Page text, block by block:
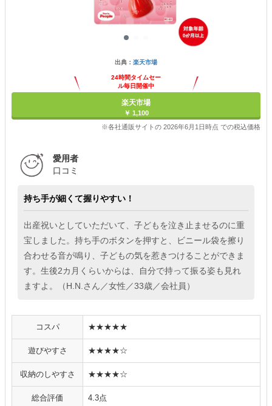
出典： 楽天市場
24時間タイムセー
ル毎日開催中
楽天市場
￥ 1,100
※各社通販サイトの 2026年6月1日時点 での税込価格
愛用者
口コミ
持ち手が細くて握りやすい！
出産祝いとしていただいて、子どもを泣き止ませるのに重
宝しました。持ち手のボタンを押すと、ビニール袋を擦り
合わせる音が鳴り、子どもの気を惹きつけることができま
す。生後2カ月くらいからは、自分で持って振る姿も見れ
ますよ。（H.N.さん／女性／33歳／会社員）
コスパ ★★★★★
遊びやすさ ★★★★☆
収納のしやすさ ★★★★☆
総合評価 4.3点